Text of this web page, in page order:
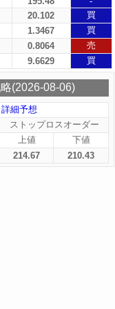
20.102
買
1.3467
買
0.8064
売
9.6629 買
(2026-08-06)
細予想
ストップロスオーダー
上値
下値
214.67 210.43